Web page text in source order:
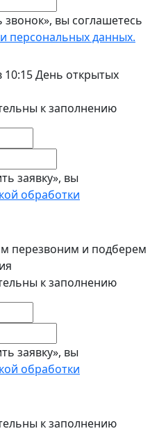
вы соглашетесь
персональных данных.
10:15 День открытых
к заполнению
заявку», вы
обработки
перезвоним и подберем
к заполнению
заявку», вы
обработки
к заполнению